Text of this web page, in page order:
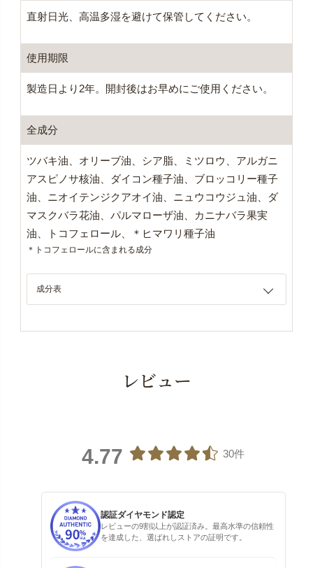
直射日光、高温多湿を避けて保管してください。
使用期限
製造日より2年。開封後はお早めにご使用ください。
全成分
ツバキ油、オリーブ油、シア脂、ミツロウ、アルガニ
アスピノサ核油、ダイコン種子油、ブロッコリー種子
油、ニオイテンジクアオイ油、ニュウコウジュ油、ダ
マスクバラ花油、パルマローザ油、カニナバラ果実
油、トコフェロール、＊ヒマワリ種子油
＊トコフェロールに含まれる成分
成分表
レビュー
4.77 30件
認証ダイヤモンド認定
レビューの9割以上が認証済み。最高水準の信頼性
を達成した、選ばれしストアの証明です。